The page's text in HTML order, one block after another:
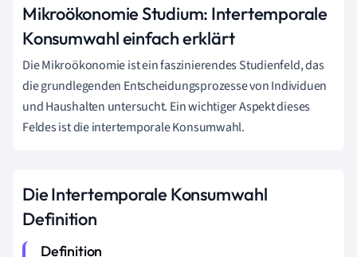
Mikroökonomie Studium: Intertemporale
Konsumwahl einfach erklärt
Die Mikroökonomie ist ein faszinierendes Studienfeld, das
die grundlegenden Entscheidungsprozesse von Individuen
und Haushalten untersucht. Ein wichtiger Aspekt dieses
Feldes ist die intertemporale Konsumwahl.
Die Intertemporale Konsumwahl
Definition